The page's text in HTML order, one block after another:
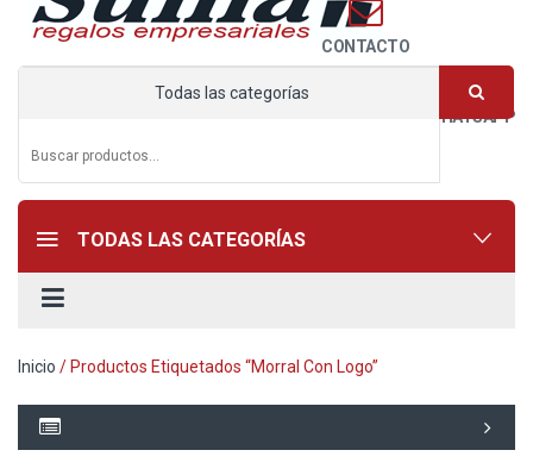
WHATSAPP
CONTACTO
Todas las categorías
TODAS LAS CATEGORÍAS
Inicio / Productos Etiquetados “morral Con Logo”